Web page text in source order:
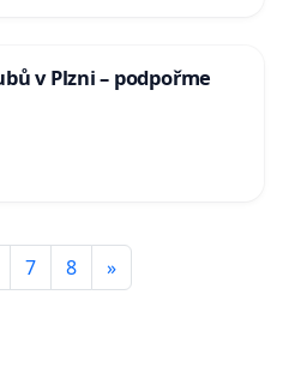
v Plzni – podpořme
7 8 »